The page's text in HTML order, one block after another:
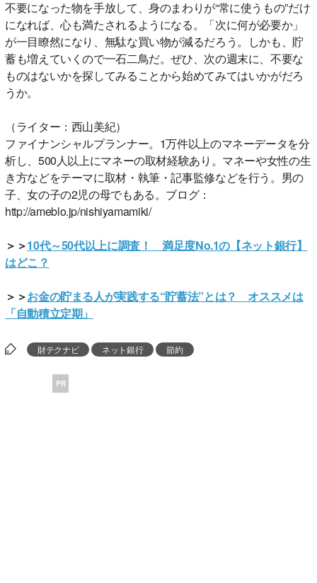
不要になった物を手放して、身のまわりが“常に使うもの”だけ
になれば、心も満たされるようになる。「次に何が必要か」
が一目瞭然になり、無駄な買い物が減るだろう。しかも、貯
蓄も増えていくので一石二鳥だ。ぜひ、次の週末に、不要な
ものはないかを探してみることから始めてみてはいかがだろ
うか。
（ライター：西山美紀）
ファイナンシャルプランナー。1万件以上のマネーデータを分
析し、500人以上にマネーの取材経験あり。マネーや女性の生
き方などをテーマに取材・執筆・記事監修などを行う。男の
子、女の子の2児の母でもある。ブログ：
http://ameblo.jp/nishiyamamiki/
＞＞10代～50代以上に調査！ 満足度No.1の【ネット銀行】
はどこ？
＞＞お金の貯まる人が実践する“貯蓄法”とは？ オススメは
「自動積立定期」
財テクナビ ネット銀行 節約
PR